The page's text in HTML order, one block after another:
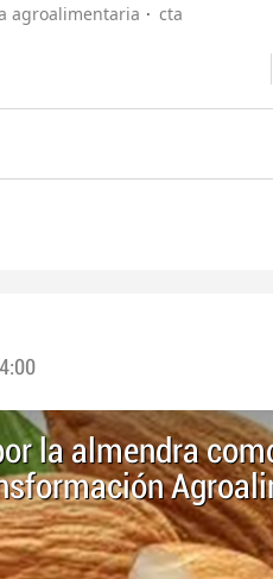
agroalimentaria
cta
la almendra